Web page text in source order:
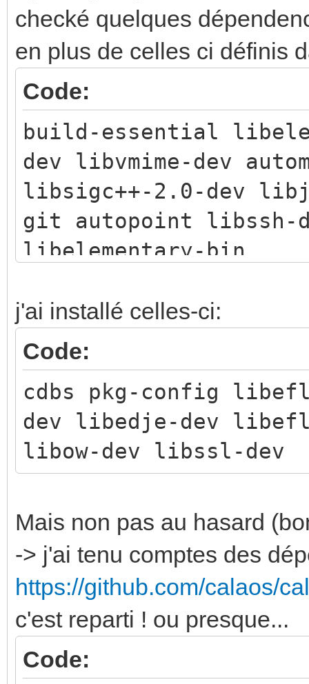
checké quelques
en plus de celles ci définis
Code:
build-essential
dev libvmime-dev
libsigc++-2.0-dev
git autopoint libssh-
libelementary-bin
j'ai installé celles-ci:
Code:
cdbs pkg-config
dev libedje-dev
libow-dev libssl-dev
Mais non pas au hasard
-> j'ai tenu comptes des
https://github.com/calaos/
c'est reparti ! ou presque...
Code: